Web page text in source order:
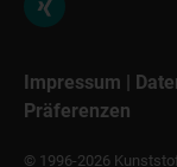
Impressum |
Präferenzen
© 1996-2026